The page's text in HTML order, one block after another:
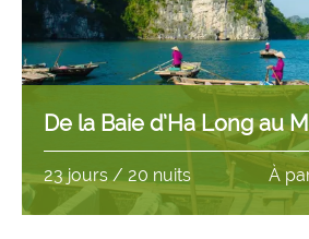
De la Baie d’Ha Long au
23 jours / 20 nuits
À